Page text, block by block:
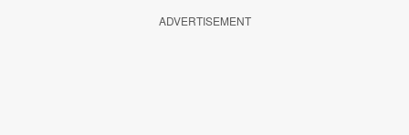
ADVERTISEMENT